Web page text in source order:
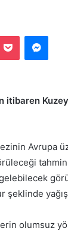
Pocket
itibaren
Avrupa
olumsuz